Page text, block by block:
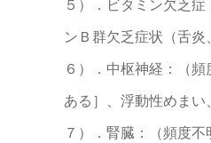
５）．ビタミン欠乏
ンＢ群欠乏症状（舌炎
６）．中枢神経：（
ある］、浮動性めまい
７）．腎臓：（頻度不